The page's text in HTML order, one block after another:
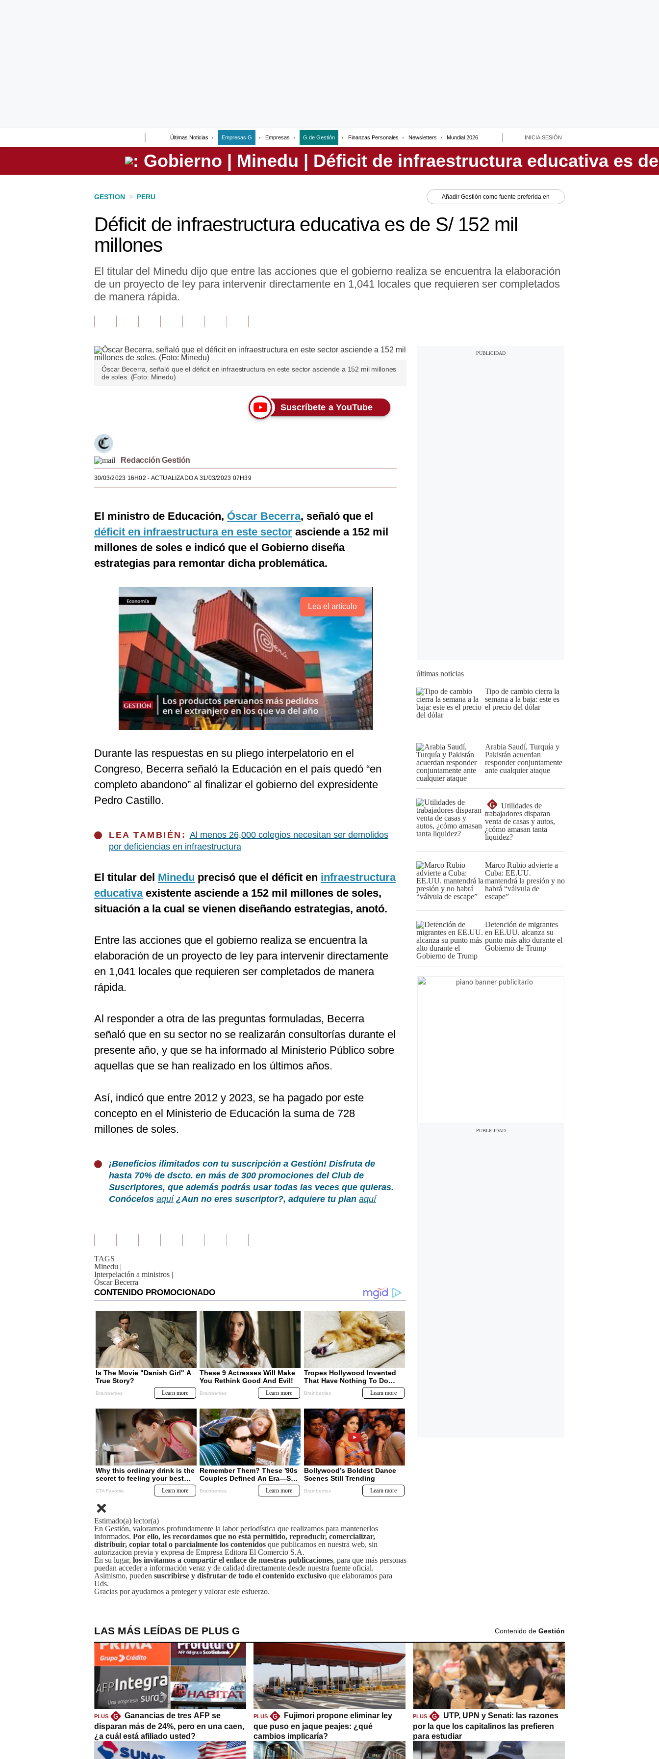
Últimas Noticias Empresas G Empresas G de Gestión Finanzas Personales Newsletters Mundial 2026 INICIA SESIÓN
Perú
GESTION > PERU Añadir Gestión como fuente preferida en
Déficit de infraestructura educativa es de S/ 152 mil
millones
El titular del Minedu dijo que entre las acciones que el gobierno realiza se encuentra la elaboración
de un proyecto de ley para intervenir directamente en 1,041 locales que requieren ser completados
de manera rápida.
Óscar Becerra, señaló que el déficit en infraestructura en este sector asciende a 152 mil millones
de soles. (Foto: Minedu)
Suscríbete a YouTube
Redacción Gestión
30/03/2023 16H02 - ACTUALIZADO A 31/03/2023 07H39
El ministro de Educación, Óscar Becerra, señaló que el
déficit en infraestructura en este sector asciende a 152 mil
millones de soles e indicó que el Gobierno diseña
estrategias para remontar dicha problemática.
Lea el artículo
Durante las respuestas en su pliego interpelatorio en el
Congreso, Becerra señaló la Educación en el país quedó “en
completo abandono” al finalizar el gobierno del expresidente
Pedro Castillo.
LEA TAMBIÉN: Al menos 26,000 colegios necesitan ser demolidos
por deficiencias en infraestructura
El titular del Minedu precisó que el déficit en infraestructura
educativaexistente asciende a 152 mil millones de soles,
situación a la cual se vienen diseñando estrategias, anotó.
Entre las acciones que el gobierno realiza se encuentra la
elaboración de un proyecto de ley para intervenir directamente
en 1,041 locales que requieren ser completados de manera
rápida.
Al responder a otra de las preguntas formuladas, Becerra
señaló que en su sector no se realizarán consultorías durante el
presente año, y que se ha informado al Ministerio Público sobre
aquellas que se han realizado en los últimos años.
Así, indicó que entre 2012 y 2023, se ha pagado por este
concepto en el Ministerio de Educación la suma de 728
millones de soles.
¡Beneficios ilimitados con tu suscripción a Gestión! Disfruta de
hasta 70% de dscto. en más de 300 promociones del Club de
Suscriptores, que además podrás usar todas las veces que quieras.
Conócelos aquí¿Aun no eres suscriptor?, adquiere tu plan aquí
TAGS
Minedu |
Interpelación a ministros |
Óscar Becerra
Estimado(a) lector(a)
En Gestión, valoramos profundamente la labor periodística que realizamos para mantenerlos
informados. Por ello, les recordamos que no está permitido, reproducir, comercializar,
distribuir, copiar total o parcialmente los contenidos que publicamos en nuestra web, sin
autorizacion previa y expresa de Empresa Editora El Comercio S.A.
En su lugar, los invitamos a compartir el enlace de nuestras publicaciones, para que más personas
puedan acceder a información veraz y de calidad directamente desde nuestra fuente oficial.
Asimismo, pueden suscribirse y disfrutar de todo el contenido exclusivo que elaboramos para
Uds.
Gracias por ayudarnos a proteger y valorar este esfuerzo.
últimas noticias
Tipo de cambio cierra la
semana a la baja: este es
el precio del dólar
Arabia Saudí, Turquía y
Pakistán acuerdan
responder conjuntamente
ante cualquier ataque
G
Utilidades de
trabajadores disparan
venta de casas y autos,
¿cómo amasan tanta
liquidez?
Marco Rubio advierte a
Cuba: EE.UU.
mantendrá la presión y no
habrá “válvula de
escape”
Detención de migrantes
en EE.UU. alcanza su
punto más alto durante el
Gobierno de Trump
LAS MÁS LEÍDAS DE PLUS G Contenido de Gestión
PLUS G
Ganancias de tres AFP se
disparan más de 24%, pero en una caen,
¿a cuál está afiliado usted?
PLUS G
Fujimori propone eliminar ley
que puso en jaque peajes: ¿qué
cambios implicaría?
PLUS G
UTP, UPN y Senati: las razones
por la que los capitalinos las prefieren
para estudiar